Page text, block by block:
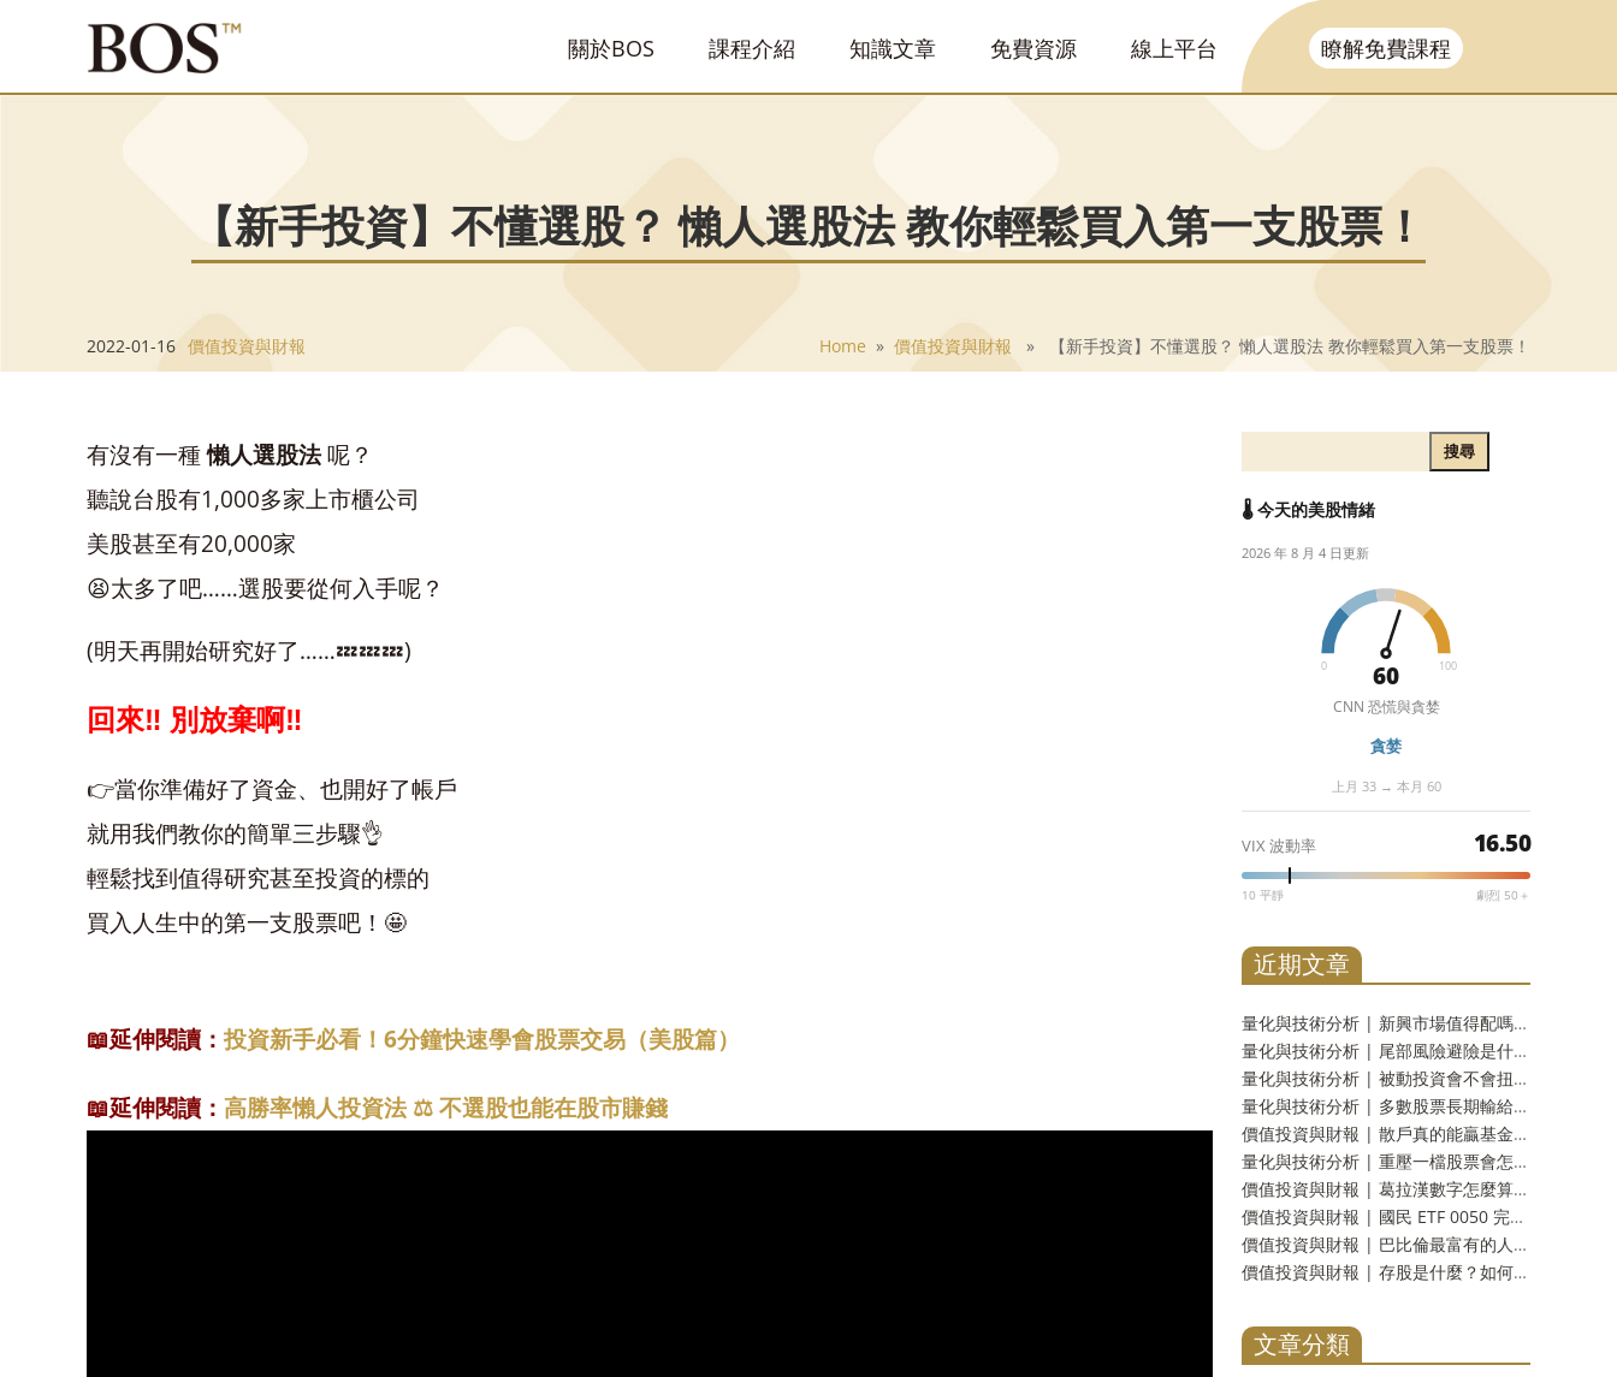
關於BOS 課程介紹 知識文章 免費資源 線上平台 瞭解免費課程
【新手投資】不懂選股？ 懶人選股法 教你輕鬆買入第一支股票！
2022-01-16 價值投資與財報 Home » 價值投資與財報 » 【新手投資】不懂選股？ 懶人選股法 教你輕鬆買入第一支股票！
有沒有一種懶人選股法呢？
聽說台股有1,000多家上市櫃公司
美股甚至有20,000家
😫太多了吧……選股要從何入手呢？
(明天再開始研究好了……💤💤💤)
回來‼ 別放棄啊‼
👉當你準備好了資金、也開好了帳戶
就用我們教你的簡單三步驟👌
輕鬆找到值得研究甚至投資的標的
買入人生中的第一支股票吧！🤩
📖延伸閱讀： 投資新手必看！6分鐘快速學會股票交易（美股篇）
📖延伸閱讀： 高勝率懶人投資法 ⚖️ 不選股也能在股市賺錢
搜尋
🌡️ 今天的美股情緒
2026 年 8 月 4 日更新
0 100
60
CNN 恐慌與貪婪
貪婪
上月 33 → 本月 60
VIX 波動率 16.50
10 平靜 劇烈 50＋
近期文章
量化與技術分析 | 新興市場值得配嗎？二十三年實測：報酬差距分不出勝負，但台灣人多買了一份自己
量化與技術分析 | 尾部風險避險是什麼？崩盤保險的真實成本，以及一個更省事的替代方案
量化與技術分析 | 被動投資會不會扭曲市場？三十年實測：齊漲齊跌是真的，指數基金的責任卻查不出來
量化與技術分析 | 多數股票長期輸給國庫券是真的嗎？一千多家公司實測：輸的只有兩成，真正該怕的是另一件事
價值投資與財報 | 散戶真的能贏基金經理人嗎？《彼得林區選股戰略》重點整理，十壘打實測與被誤解的一句話
量化與技術分析 | 重壓一檔股票會怎樣？四千多次十年實測：分散到五檔，賠錢機率從一成四掉到不到百分之一
價值投資與財報 | 葛拉漢數字怎麼算？淨流動資產撿菸蒂實測：台股剩九檔，美股一檔不剩
價值投資與財報 | 國民 ETF 0050 完整解析：裡面裝了什麼、近十年實測，和 0056、006208 怎麼選
價值投資與財報 | 巴比倫最富有的人在講什麼？把「收入的十分之一存下來」用一百五十四年資料算一次
價值投資與財報 | 存股是什麼？如何存股？新手必學存股策略、選股技巧與風險一次看懂
文章分類